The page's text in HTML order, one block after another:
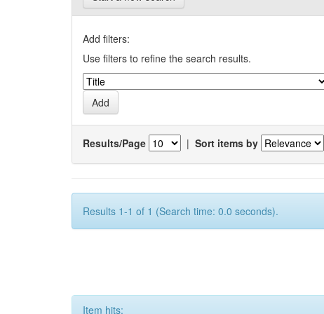
Add filters:
Use filters to refine the search results.
Results/Page | Sort items by
Results 1-1 of 1 (Search time: 0.0 seconds).
Item hits: